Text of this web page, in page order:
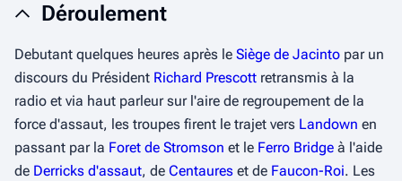
Déroulement
Debutant quelques heures après le Siège de Jacinto par un
discours du Président Richard Prescott retransmis à la
radio et via haut parleur sur l'aire de regroupement de la
force d'assaut, les troupes firent le trajet vers Landown en
passant par la Foret de Stromson et le Ferro Bridge à l'aide
de Derricks d'assaut, de Centaures et de Faucon-Roi. Les